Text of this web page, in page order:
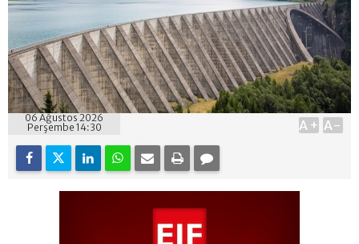
06 Ağustos 2026
Perşembe 14:30
A+ A-